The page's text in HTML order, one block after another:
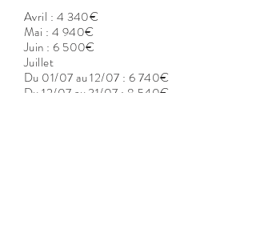
Avril : 4 340€
Mai : 4 940€
Juin : 6 500€
Juillet
Du 01/07 au 12/07 : 6 740€
Du 12/07 au 31/07 : 8 540€